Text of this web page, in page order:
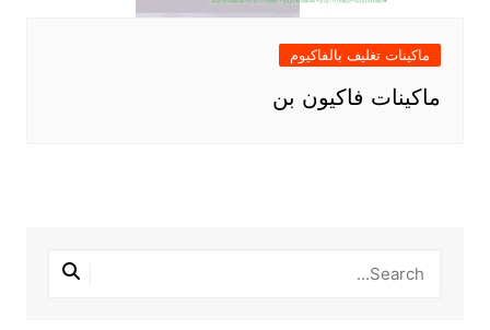
ماكينات تغليف بالفاكيوم
ماكينات فاكيون بن